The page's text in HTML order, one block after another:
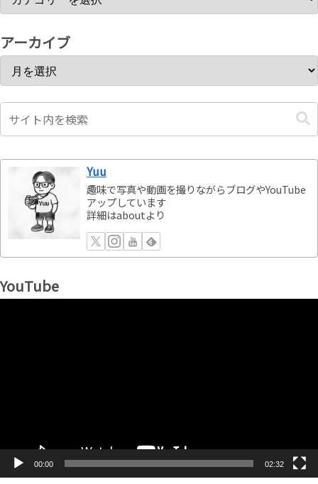
アーカイブ
Yuu
趣味で写真や動画を撮りながらブログやYouTube
アップしています
詳細はaboutより
YouTube
00:00 02:32